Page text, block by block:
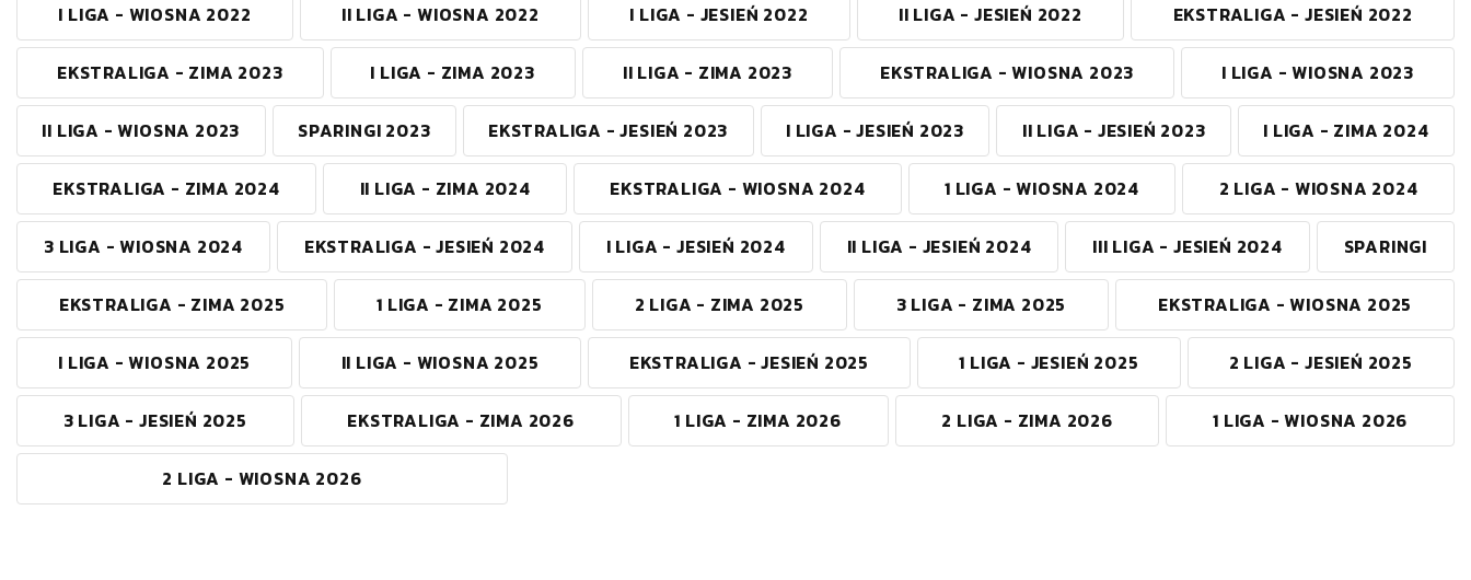
I LIGA - WIOSNA 2022 II LIGA - WIOSNA 2022 I LIGA - JESIEŃ 2022 II LIGA - JESIEŃ 2022 EKSTRALIGA - JESIEŃ 2022
EKSTRALIGA - ZIMA 2023 I LIGA - ZIMA 2023 II LIGA - ZIMA 2023 EKSTRALIGA - WIOSNA 2023 I LIGA - WIOSNA 2023
II LIGA - WIOSNA 2023 SPARINGI 2023 EKSTRALIGA - JESIEŃ 2023 I LIGA - JESIEŃ 2023 II LIGA - JESIEŃ 2023 I LIGA - ZIMA 2024
EKSTRALIGA - ZIMA 2024 II LIGA - ZIMA 2024 EKSTRALIGA - WIOSNA 2024 1 LIGA - WIOSNA 2024 2 LIGA - WIOSNA 2024
3 LIGA - WIOSNA 2024 EKSTRALIGA - JESIEŃ 2024 I LIGA - JESIEŃ 2024 II LIGA - JESIEŃ 2024 III LIGA - JESIEŃ 2024 SPARINGI
EKSTRALIGA - ZIMA 2025 1 LIGA - ZIMA 2025 2 LIGA - ZIMA 2025 3 LIGA - ZIMA 2025 EKSTRALIGA - WIOSNA 2025
I LIGA - WIOSNA 2025 II LIGA - WIOSNA 2025 EKSTRALIGA - JESIEŃ 2025 1 LIGA - JESIEŃ 2025 2 LIGA - JESIEŃ 2025
3 LIGA - JESIEŃ 2025 EKSTRALIGA - ZIMA 2026 1 LIGA - ZIMA 2026 2 LIGA - ZIMA 2026 1 LIGA - WIOSNA 2026
2 LIGA - WIOSNA 2026